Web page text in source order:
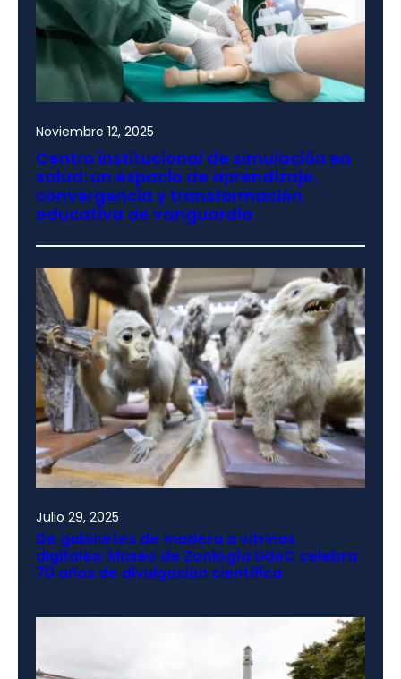
Noviembre 12, 2025
Centro institucional de simulación en
salud: un espacio de aprendizaje,
convergencia y transformación
educativa de vanguardia
Julio 29, 2025
De gabinetes de madera a vitrinas
digitales: Museo de Zoología UdeC celebra
70 años de divulgación científica